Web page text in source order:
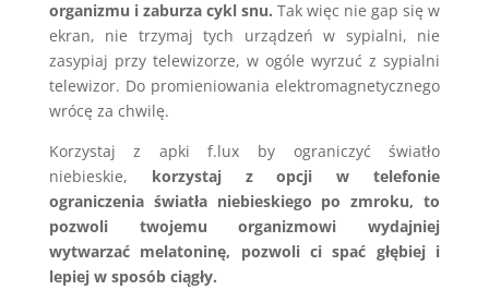
organizmu i zaburza cykl snu. Tak więc nie gap się w
ekran, nie trzymaj tych urządzeń w sypialni, nie
zasypiaj przy telewizorze, w ogóle wyrzuć z sypialni
telewizor. Do promieniowania elektromagnetycznego
wrócę za chwilę.
Korzystaj z apki f.lux by ograniczyć światło
niebieskie, korzystaj z opcji w telefonie
ograniczenia światła niebieskiego po zmroku, to
pozwoli twojemu organizmowi wydajniej
wytwarzać melatoninę,
pozwoli ci spać głębiej i
lepiej w sposób ciągły.